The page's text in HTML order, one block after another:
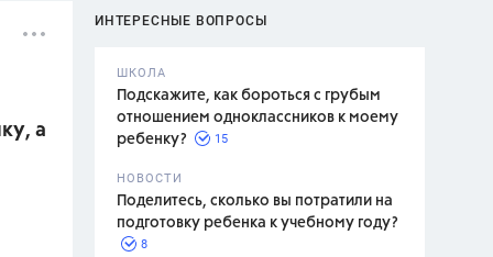
ИНТЕРЕСНЫЕ ВОПРОСЫ
ШКОЛА
Подскажите, как бороться с грубым
отношением одноклассников к моему
ребенку?
15
НОВОСТИ
Поделитесь, сколько вы потратили на
подготовку ребенка к учебному году?
8
а